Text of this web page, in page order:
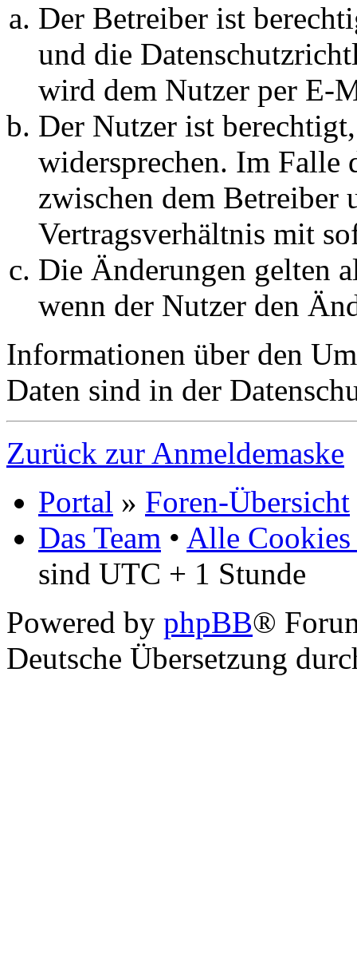
Der Betreiber ist
und die
wird dem Nutzer per E-
Der Nutzer ist
widersprechen. Im Falle
zwischen dem Betreiber
Vertragsverhältnis mit
Die Änderungen gelten
wenn der Nutzer den
Informationen über den
Daten sind in der
Zurück zur Anmeldemaske
Portal » Foren-Übersicht
Das Team • Alle Cookies
sind UTC + 1 Stunde
Powered by phpBB®
Deutsche Übersetzung